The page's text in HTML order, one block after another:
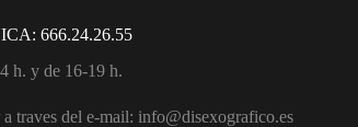
666.24.26.55
h. y de 16-19 h.
traves del e-mail: info@disexografico.es